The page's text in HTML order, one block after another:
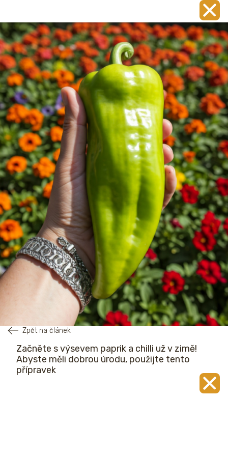
Zpět na článek
Začněte s výsevem paprik a chilli už v zimě!
Abyste měli dobrou úrodu, použijte tento
přípravek